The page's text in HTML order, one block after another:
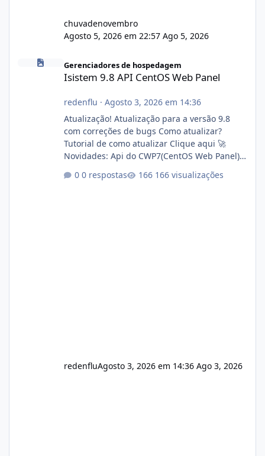
chuvadenovembro
Agosto 5, 2026 em 22:57 Ago 5, 2026
Isistem 9.8 API CentOS Web Panel
Gerenciadores de hospedagem
Isistem 9.8 API CentOS Web Panel
redenflu · Agosto 3, 2026 em 14:36
Atualização! Atualização para a versão 9.8
com correções de bugs Como atualizar?
Tutorial de como atualizar Clique aqui 🚀
Novidades: Api do CWP7(CentOS Web Panel)
autorizado a usasr o isistem:
0 respostas 166 visualizações
redenfluAgosto 3, 2026 em 14:36 Ago 3, 2026